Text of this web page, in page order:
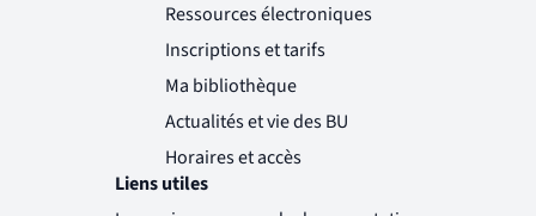
Ressources électroniques
Inscriptions et tarifs
Ma bibliothèque
Actualités et vie des BU
Horaires et accès
Liens utiles